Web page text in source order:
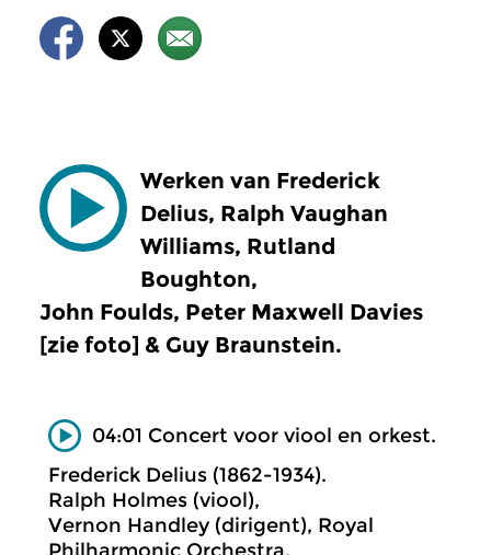
Werken van Frederick
Delius, Ralph Vaughan
Williams, Rutland
Boughton,
John Foulds, Peter Maxwell Davies
[zie foto] & Guy Braunstein.
04:01 Concert voor viool en orkest.
Frederick Delius (1862-1934).
Ralph Holmes (viool),
Vernon Handley (dirigent), Royal